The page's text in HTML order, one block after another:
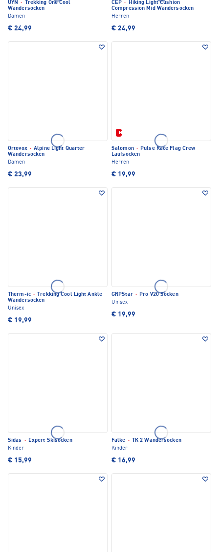
UYN ·
Trekking One Cool
Wandersocken
Damen
€ 24,99
CEP ·
Hiking Light Cushion
Compression Mid Wandersocken
Herren
€ 24,99
Ortovox · Alpine Light Quarter
Wandersocken
Damen
€ 23,99
Neu
Salomon · Pulse Race Flag Crew
Laufsocken
Herren
€ 19,99
Therm-ic ·
Trekking Cool Light Ankle
Wandersocken
Unisex
€ 19,99
GRPStar · Pro V20 Socken
Unisex
€ 19,99
Sidas · Expert Skisocken
Kinder
€ 15,99
Falke ·
TK 2 Wandersocken
Kinder
€ 16,99